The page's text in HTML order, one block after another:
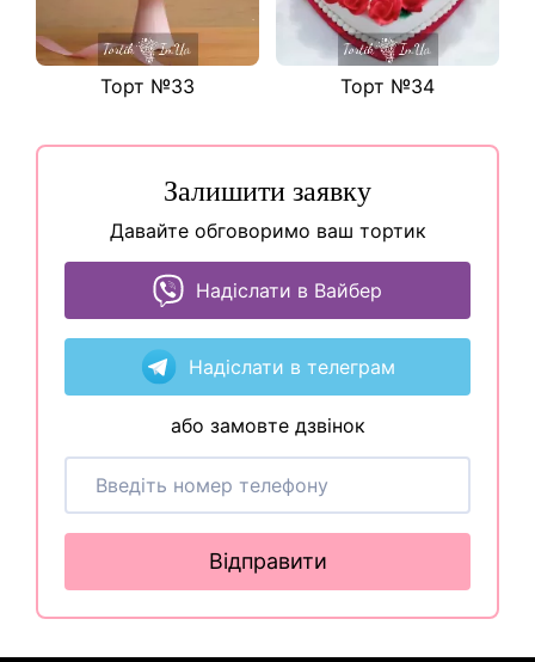
Торт №33 Торт №34
Залишити заявку
Давайте обговоримо ваш тортик
Надіслати в Вайбер
Надіслати в телеграм
або замовте дзвінок
Відправити